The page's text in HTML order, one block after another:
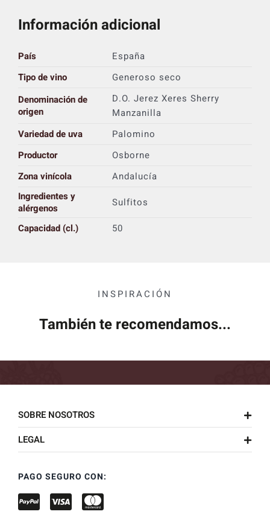
Información adicional
País
España
Tipo de vino
Generoso seco
Denominación de
origen
D.O. Jerez Xeres Sherry
Manzanilla
Variedad de uva
Palomino
Productor
Osborne
Zona vinícola
Andalucía
Ingredientes y
alérgenos
Sulfitos
Capacidad (cl.)
50
INSPIRACIÓN
También te recomendamos...
SOBRE NOSOTROS
LEGAL
PAGO SEGURO CON: